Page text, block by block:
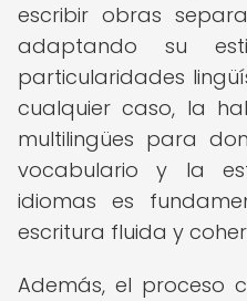
escribir obras
adaptando su
particularidades
cualquier caso, la
multilingües para
vocabulario y la
idiomas es
escritura fluida y
Además, el proceso